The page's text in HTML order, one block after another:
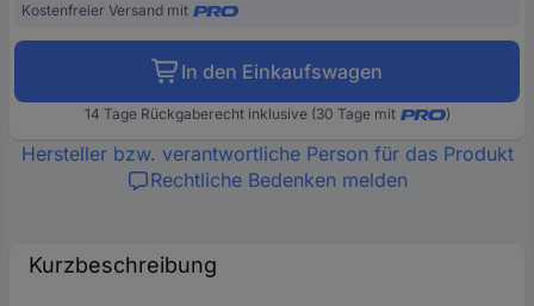
Kostenfreier Versand mit
In den Einkaufswagen
14 Tage Rückgaberecht inklusive (30 Tage mit )
Hersteller bzw. verantwortliche Person für das Produkt
Rechtliche Bedenken melden
Kurzbeschreibung